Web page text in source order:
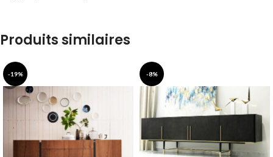
Produits similaires
-19% -8%